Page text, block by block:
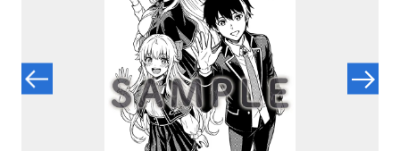
コミック・ラノベ
プロレス